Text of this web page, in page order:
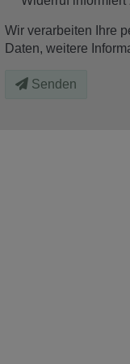
Wir verarbeiten Ihre
Daten, weitere
Senden